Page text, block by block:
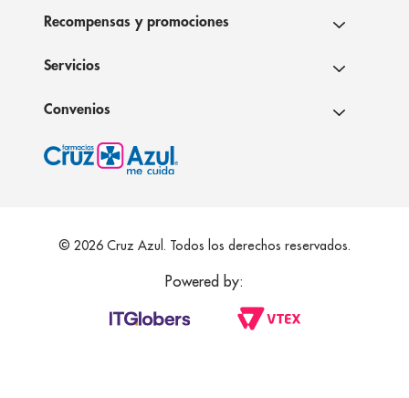
Recompensas y promociones
Servicios
Convenios
© 2026 Cruz Azul. Todos los derechos reservados.
Powered by: